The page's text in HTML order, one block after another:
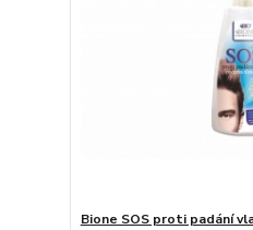
Bione SOS proti padání